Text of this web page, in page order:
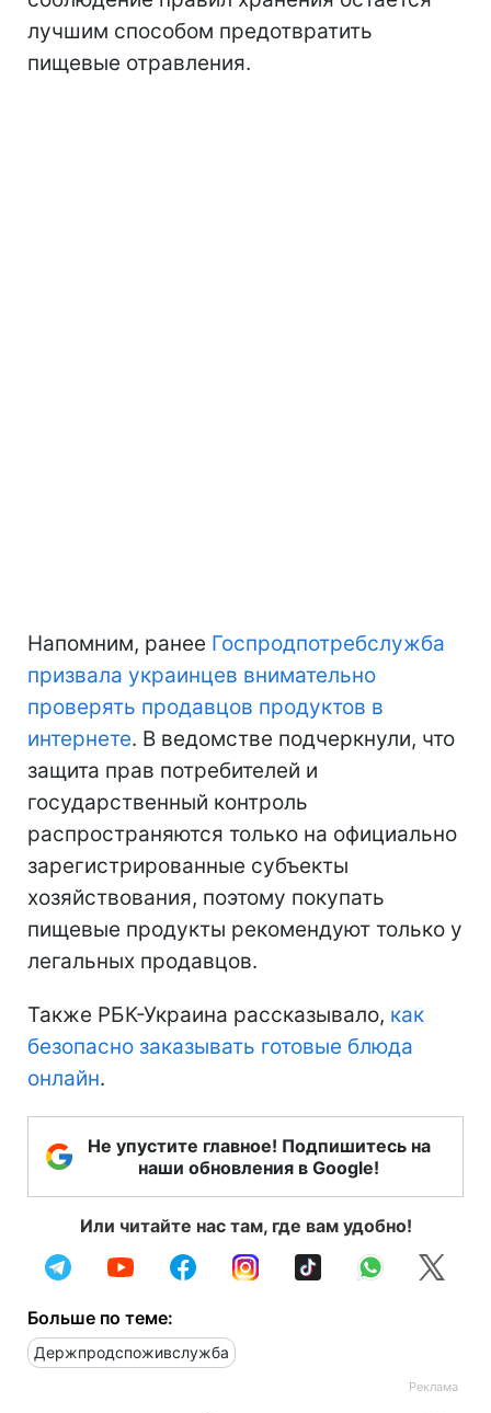
лучшим способом предотвратить
пищевые отравления.
Напомним, ранее Госпродпотребслужба
призвала украинцев внимательно
проверять продавцов продуктов в
интернете. В ведомстве подчеркнули, что
защита прав потребителей и
государственный контроль
распространяются только на официально
зарегистрированные субъекты
хозяйствования, поэтому покупать
пищевые продукты рекомендуют только у
легальных продавцов.
Также РБК-Украина рассказывало, как
безопасно заказывать готовые блюда
онлайн.
Не упустите главное! Подпишитесь на
наши обновления в Google!
Или читайте нас там, где вам удобно!
Больше по теме:
Держпродспоживслужба